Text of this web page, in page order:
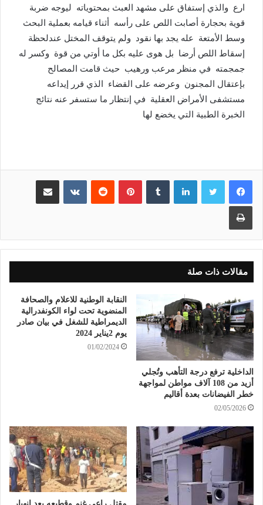
ارع والذي إستفاق على مشهد العبث بمحتوياته ليوجه ضربة
قوية بحجارة أصابت اللص على رأسه أثناء قيامه بعملية البحث
وسط الأمتعة عله يجد بها نقود ولم يتوقف المختل عندلحظة
إسقاط اللص أرضا بل هوى عليه بكل ما أوتي من قوة وكسر له
جمجمته في منظر مرعب ورهيب حيث قامت المصالح
بإعتقال المجنون وعرضه على القضاء الذي قرر إيداعه
مستشفى الأمراض العقلية في إنتظار ما ستسفر عنه نتائج
الخبرة الطبية التي يخضع لها
لينكدإن بينتيريست مشاركة عبر البريد
طباعة
مقالات ذات صلة
الداخلية ترفع درجة التأهب وتُجلي
أزيد من 108 آلاف مواطن لمواجهة
خطر الفيضانات بعدة أقاليم
02/05/2026
النقابة الوطنية للاعلام والصحافة
المنضوية تحت لواء الكونفدرالية
الديمراطية للشغل في بيان صادر
يوم 2يناير 2024
01/02/2024